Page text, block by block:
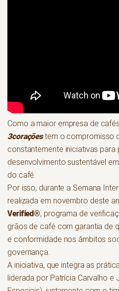
Como a maior empresa de
3coraçõestem o compromisso
constantemente iniciativas para
desenvolvimento sustentável
do café.
Por isso, durante a Semana
realizada em novembro deste
Verified®, programa de
grãos de café com garantia de
e conformidade nos âmbitos
governança.
A iniciativa, que integra as
liderada por Patrícia Carvalho e